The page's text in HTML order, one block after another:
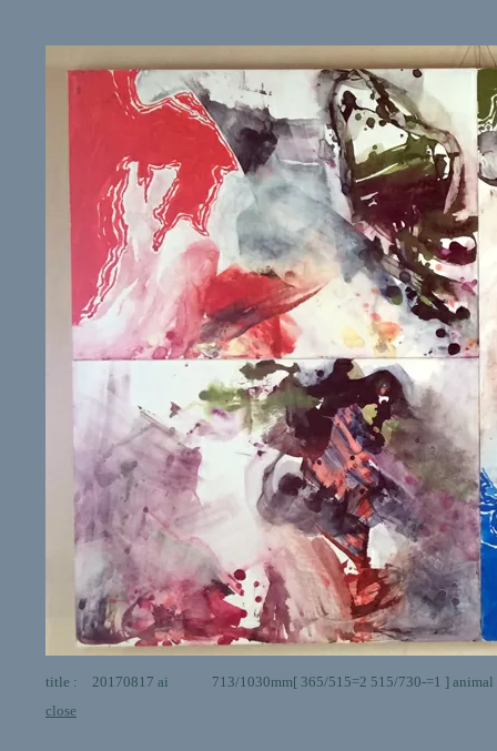
title : 20170817 ai 713/1030mm[ 365/515=2 515/730-=1 ] animal
close